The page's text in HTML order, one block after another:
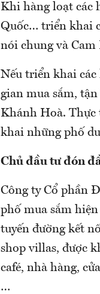
Khi hàng loạt các
Quốc… triển khai
nói chung và
Nếu triển khai các
gian mua sắm,
Khánh Hoà. Thực
khai những phố
Chủ đầu tư đón
Công ty Cổ phần
phố mua sắm
tuyến đường kết
shop villas, được
café, nhà hàng,
…